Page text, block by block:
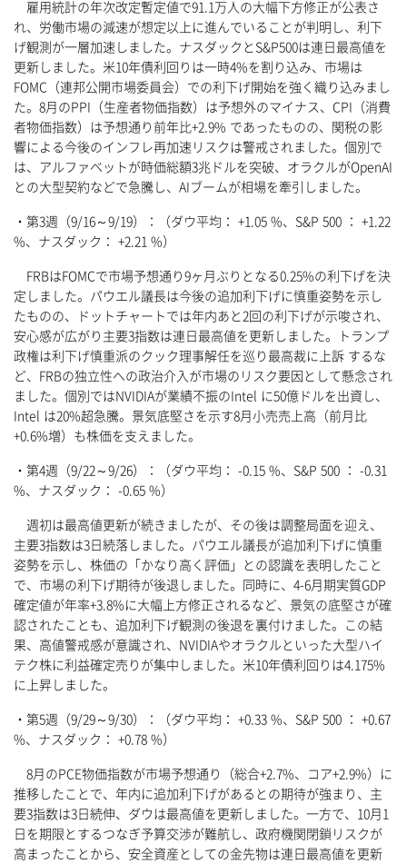
雇用統計の年次改定暫定値で91.1万人の大幅下方修正が公表さ
れ、労働市場の減速が想定以上に進んでいることが判明し、利下
げ観測が一層加速しました。ナスダックとS&P500は連日最高値を
更新しました。米10年債利回りは一時4%を割り込み、市場は
FOMC（連邦公開市場委員会）での利下げ開始を強く織り込みまし
た。8月のPPI（生産者物価指数）は予想外のマイナス、CPI（消費
者物価指数）は予想通り前年比+2.9% であったものの、関税の影
響による今後のインフレ再加速リスクは警戒されました。個別で
は、アルファベットが時価総額3兆ドルを突破、オラクルがOpenAI
との大型契約などで急騰し、AIブームが相場を牽引しました。
・第3週（9/16～9/19）：（ダウ平均： +1.05 %、S&P 500 ： +1.22
%、ナスダック： +2.21 %）
FRBはFOMCで市場予想通り9ヶ月ぶりとなる0.25%の利下げを決
定しました。パウエル議長は今後の追加利下げに慎重姿勢を示し
たものの、ドットチャートでは年内あと2回の利下げが示唆され、
安心感が広がり主要3指数は連日最高値を更新しました。トランプ
政権は利下げ慎重派のクック理事解任を巡り最高裁に上訴 するな
ど、FRBの独立性への政治介入が市場のリスク要因として懸念され
ました。個別ではNVIDIAが業績不振のIntel に50億ドルを出資し、
Intel は20%超急騰。景気底堅さを示す8月小売売上高（前月比
+0.6%増）も株価を支えました。
・第4週（9/22～9/26）：（ダウ平均： -0.15 %、S&P 500 ： -0.31
%、ナスダック： -0.65 %）
週初は最高値更新が続きましたが、その後は調整局面を迎え、
主要3指数は3日続落しました。パウエル議長が追加利下げに慎重
姿勢を示し、株価の「かなり高く評価」との認識を表明したこと
で、市場の利下げ期待が後退しました。同時に、4-6月期実質GDP
確定値が年率+3.8%に大幅上方修正されるなど、景気の底堅さが確
認されたことも、追加利下げ観測の後退を裏付けました。この結
果、高値警戒感が意識され、NVIDIAやオラクルといった大型ハイ
テク株に利益確定売りが集中しました。米10年債利回りは4.175%
に上昇しました。
・第5週（9/29～9/30）：（ダウ平均： +0.33 %、S&P 500 ： +0.67
%、ナスダック： +0.78 %）
8月のPCE物価指数が市場予想通り（総合+2.7%、コア+2.9%）に
推移したことで、年内に追加利下げがあるとの期待が強まり、主
要3指数は3日続伸、ダウは最高値を更新しました。一方で、10月1
日を期限とするつなぎ予算交渉が難航し、政府機関閉鎖リスクが
高まったことから、安全資産としての金先物は連日最高値を更新